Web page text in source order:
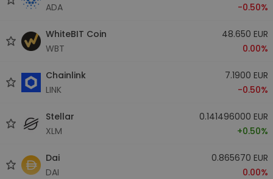
ADA
-0.50%
WhiteBIT Coin
WBT
48.650 EUR
0.00%
Chainlink
LINK
7.1900 EUR
-0.50%
Stellar
XLM
0.141496000 EUR
+0.50%
Dai
DAI
0.865670 EUR
0.00%